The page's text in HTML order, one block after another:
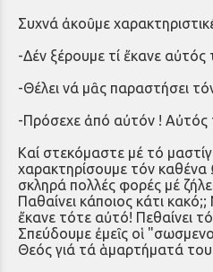
Συχνά ἀκοῦμε
-Δέν ξέρουμε τί ἔκανε αὐτός
-Θέλει νά μᾶς παραστήσει
-Πρόσεχε ἀπό αὐτόν ! Αὐτός
Καί στεκόμαστε μέ τό
χαρακτηρίσουμε τόν
σκληρά πολλές φορές μέ
Παθαίνει κάποιος κάτι
ἔκανε τότε αὐτό! Πεθαίνει
Σπεύδουμε ἐμεῖς οἱ
Θεός γιά τά ἁμαρτήματά